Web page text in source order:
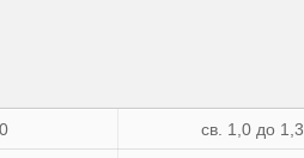
св. 1,0 до 1,3